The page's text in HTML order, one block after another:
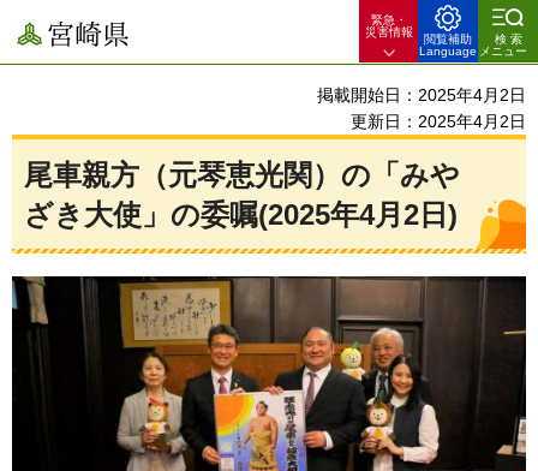
宮崎県
緊急・
災害情報
閲覧補助
Language
検索
メニュー
掲載開始日：2025年4月2日
更新日：2025年4月2日
尾車親方（元琴恵光関）の「みや
ざき大使」の委嘱(2025年4月2日)